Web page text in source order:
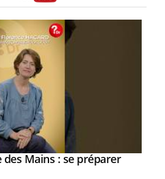
des Mains : se préparer